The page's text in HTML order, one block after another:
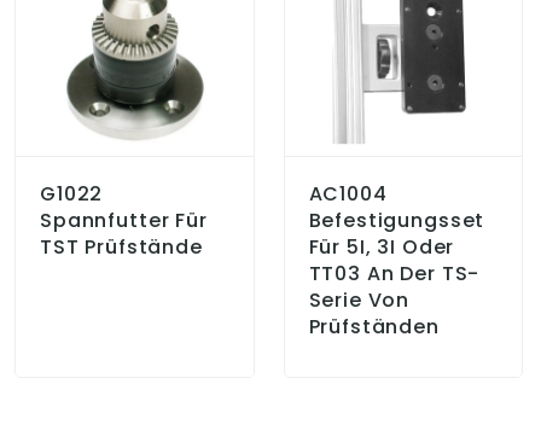
G1022
Spannfutter Für
TST Prüfstände
AC1004
Befestigungsset
Für 5I, 3I Oder
TT03 An Der TS-
Serie Von
Prüfständen